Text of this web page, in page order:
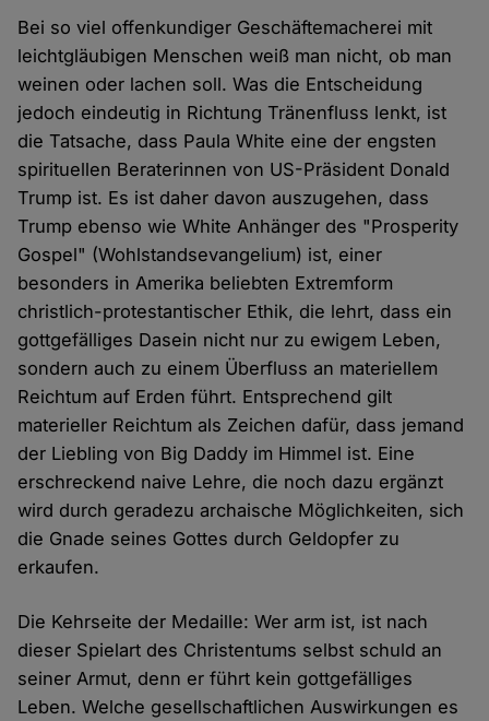
Bei so viel offenkundiger Geschäftemacherei mit
leichtgläubigen Menschen weiß man nicht, ob man
weinen oder lachen soll. Was die Entscheidung
jedoch eindeutig in Richtung Tränenfluss lenkt, ist
die Tatsache, dass Paula White eine der engsten
spirituellen Beraterinnen von US-Präsident Donald
Trump ist. Es ist daher davon auszugehen, dass
Trump ebenso wie White Anhänger des "Prosperity
Gospel" (Wohlstandsevangelium) ist, einer
besonders in Amerika beliebten Extremform
christlich-protestantischer Ethik, die lehrt, dass ein
gottgefälliges Dasein nicht nur zu ewigem Leben,
sondern auch zu einem Überfluss an materiellem
Reichtum auf Erden führt. Entsprechend gilt
materieller Reichtum als Zeichen dafür, dass jemand
der Liebling von Big Daddy im Himmel ist. Eine
erschreckend naive Lehre, die noch dazu ergänzt
wird durch geradezu archaische Möglichkeiten, sich
die Gnade seines Gottes durch Geldopfer zu
erkaufen.
Die Kehrseite der Medaille: Wer arm ist, ist nach
dieser Spielart des Christentums selbst schuld an
seiner Armut, denn er führt kein gottgefälliges
Leben. Welche gesellschaftlichen Auswirkungen es